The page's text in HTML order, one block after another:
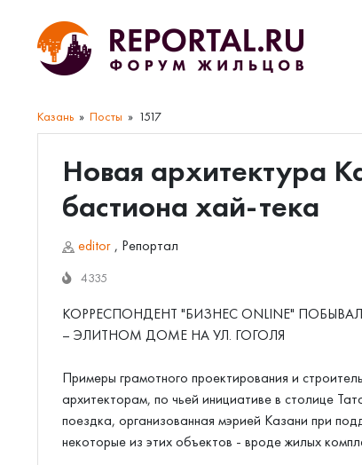
Казань Посты 1517
Новая архитектура
бастиона хай-тека
editor , Репортал
4335
КОРРЕСПОНДЕНТ "БИЗНЕС ONLINE"
– ЭЛИТНОМ ДОМЕ НА УЛ. ГОГОЛЯ
Примеры грамотного проектирования и
архитекторам, по чьей инициативе в столице
поездка, организованная мэрией Казани при
некоторые из этих объектов - вроде жилых